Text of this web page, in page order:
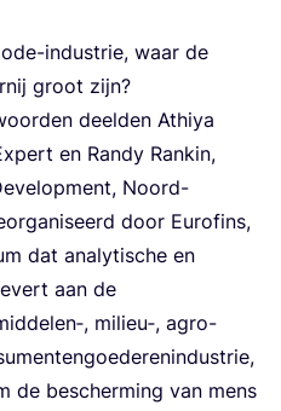
indu­strie, waar de
groot zijn?
deel­den Athiya
en Randy Ran­kin,
Noord-
door Euro­fins,
dat ana­ly­ti­sche en
aan de
milieu‑, agro-
de bescher­ming van mens